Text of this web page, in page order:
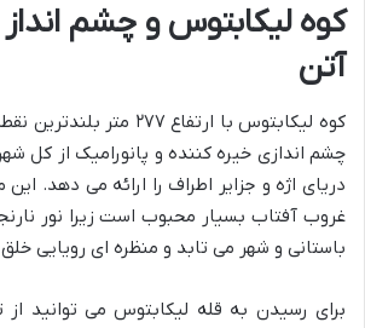
کوه لیکابتوس و چشم انداز
آتن
کوه لیکابتوس با ارتفاع
چشم اندازی خیره کننده و پانورامیک از کل
دریای اژه و جزایر اطراف را ارائه می دهد.
غروب آفتاب بسیار محبوب است زیرا نور
باستانی و شهر می تابد و منظره ای رویایی
برای رسیدن به قله لیکابتوس می توانید از